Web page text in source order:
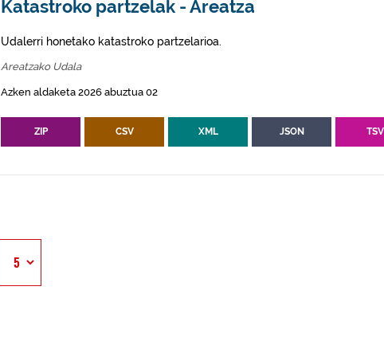
Katastroko partzelak - Areatza
Udalerri honetako katastroko partzelarioa.
Areatzako Udala
Azken aldaketa 2026 abuztua 02
ZIP CSV XML JSON TSV